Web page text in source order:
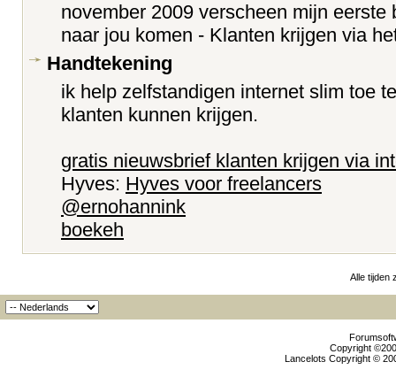
november 2009 verscheen mijn eerste
naar jou komen - Klanten krijgen via
Handtekening
ik help zelfstandigen internet slim toe
klanten kunnen krijgen.
gratis nieuwsbrief klanten krijgen via
Hyves: Hyves voor freelancers
@ernohannink
boekeh
Alle tijden
Copyright
Lancelots Copyright ©